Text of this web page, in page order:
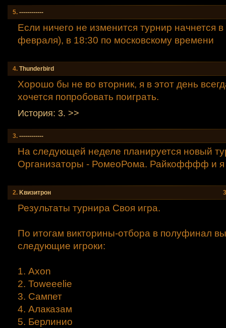
5. ------------
Если ничего не изменится турнир начнется в
февраля), в 18:30 по московскому времени
4. Thunderbird
Хорошо бы не во вторник, я в этот день
хочется попробовать поиграть.
История: 3. >>
3. ------------
На следующей неделе планируется новый
Организаторы - РомеоРома. Райкофффф и я
2. Kвизитрон
Результаты турнира Своя игра.
По итогам викторины-отбора в полуфинал
следующие игроки:
1. Axon
2. Toweeelie
3. Сампет
4. Алаказам
5. Берлинио